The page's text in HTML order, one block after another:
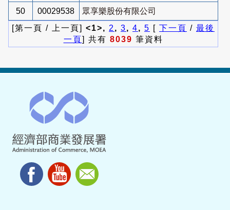
50 00029538
眾享樂股份有限公司
[第一頁 / 上一頁] <1>, 2 , 3, 4, 5 [ 下一頁 / 最後
一頁] 共有 8039 筆資料